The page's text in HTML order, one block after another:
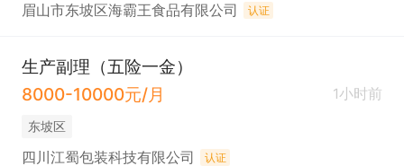
眉山市东坡区海霸王食品有限公司 认证
生产副理（五险一金）
8000-10000元/月
1小时前
东坡区
四川江蜀包装科技有限公司 认证